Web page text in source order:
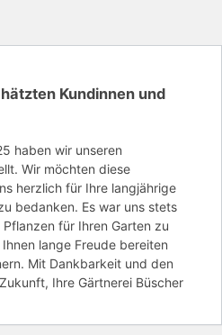
Kundinnen und
haben wir unseren
Wir möchten diese
herzlich für Ihre langjährige
bedanken. Es war uns stets
für Ihren Garten zu
lange Freude bereiten
Mit Dankbarkeit und den
Ihre Gärtnerei Büscher